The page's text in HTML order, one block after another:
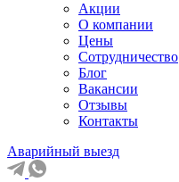
Акции
О компании
Цены
Сотрудничество
Блог
Вакансии
Отзывы
Контакты
Аварийный выезд